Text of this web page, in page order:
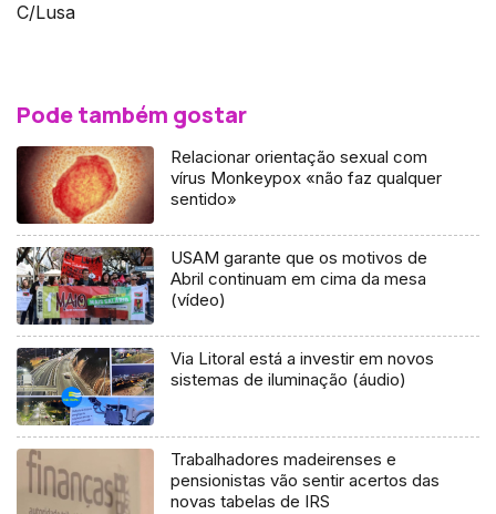
C/Lusa
Pode também gostar
Relacionar orientação sexual com
vírus Monkeypox «não faz qualquer
sentido»
USAM garante que os motivos de
Abril continuam em cima da mesa
(vídeo)
Via Litoral está a investir em novos
sistemas de iluminação (áudio)
Trabalhadores madeirenses e
pensionistas vão sentir acertos das
novas tabelas de IRS